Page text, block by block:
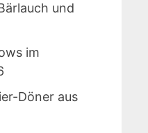
und
im
Döner aus